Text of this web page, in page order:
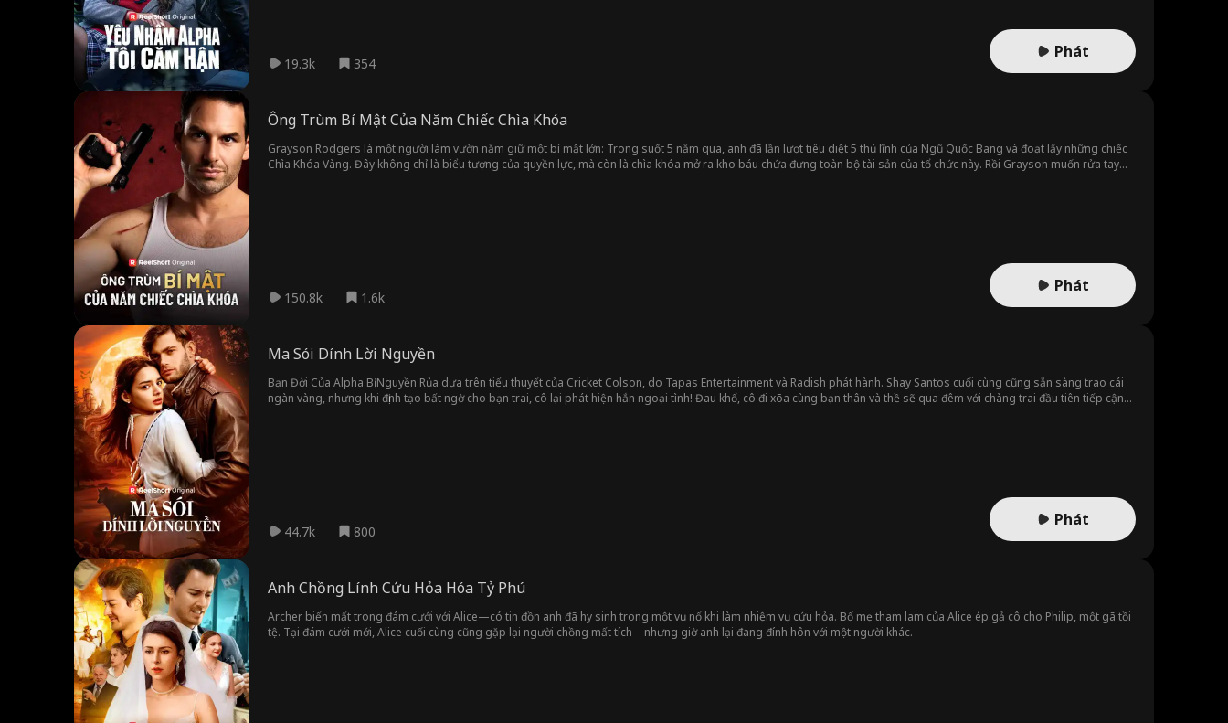
19.3k 354
Phát
Ông Trùm Bí Mật Của Năm Chiếc Chìa Khóa
Grayson Rodgers là một người làm vườn nắm giữ một bí mật lớn: Trong suốt 5 năm qua, anh đã lần lượt tiêu diệt 5 thủ lĩnh của Ngũ Quốc Bang và đoạt lấy những chiếc
Chìa Khóa Vàng. Đây không chỉ là biểu tượng của quyền lực, mà còn là chìa khóa mở ra kho báu chứa đựng toàn bộ tài sản của tổ chức này. Rồi Grayson muốn rửa tay
150.8k 1.6k
Phát
Ma Sói Dính Lời Nguyền
Bạn Đời Của Alpha Bị Nguyền Rủa dựa trên tiểu thuyết của Cricket Colson, do Tapas Entertainment và Radish phát hành. Shay Santos cuối cùng cũng sẵn sàng trao cái
ngàn vàng, nhưng khi định tạo bất ngờ cho bạn trai, cô lại phát hiện hắn ngoại tình! Đau khổ, cô đi xõa cùng bạn thân và thề sẽ qua đêm với chàng trai đầu tiên tiếp cận
44.7k 800
Phát
Anh Chồng Lính Cứu Hỏa Hóa Tỷ Phú
Archer biến mất trong đám cưới với Alice—có tin đồn anh đã hy sinh trong một vụ nổ khi làm nhiệm vụ cứu hỏa. Bố mẹ tham lam của Alice ép gả cô cho Philip, một gã tồi
tệ. Tại đám cưới mới, Alice cuối cùng cũng gặp lại người chồng mất tích—nhưng giờ anh lại đang đính hôn với một người khác.